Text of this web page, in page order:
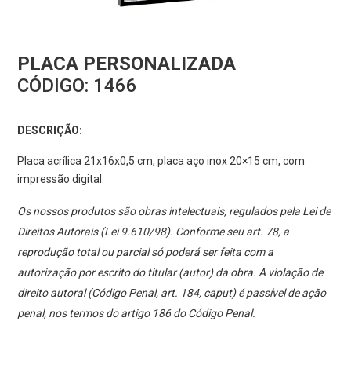
PLACA PERSONALIZADA
CÓDIGO: 1466
DESCRIÇÃO:
Placa acrílica 21x16x0,5 cm, placa aço inox 20×15 cm, com
impressão digital.
Os nossos produtos são obras intelectuais, regulados pela Lei de
Direitos Autorais (Lei 9.610/98). Conforme seu art. 78, a
reprodução total ou parcial só poderá ser feita com a
autorização por escrito do titular (autor) da obra. A violação de
direito autoral (Código Penal, art. 184, caput) é passível de ação
penal, nos termos do artigo 186 do Código Penal.